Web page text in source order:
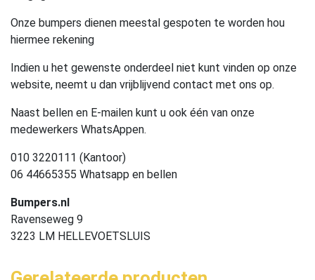
Onze bumpers dienen meestal gespoten te worden hou
hiermee rekening
Indien u het gewenste onderdeel niet kunt vinden op onze
website, neemt u dan vrijblijvend contact met ons op.
Naast bellen en E-mailen kunt u ook één van onze
medewerkers WhatsAppen.
010 3220111 (Kantoor)
06 44665355 Whatsapp en bellen
Bumpers.nl
Ravenseweg 9
3223 LM HELLEVOETSLUIS